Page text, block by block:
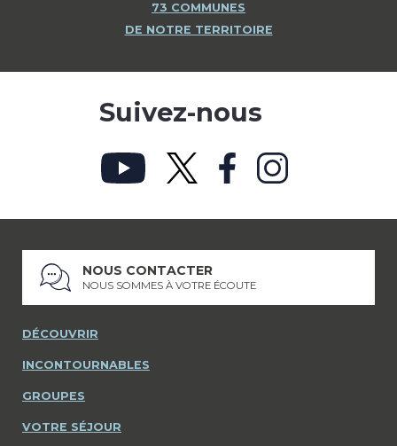
73 COMMUNES
DE NOTRE TERRITOIRE
Suivez-nous
NOUS CONTACTER
NOUS SOMMES À VOTRE ÉCOUTE
DÉCOUVRIR
INCONTOURNABLES
GROUPES
VOTRE SÉJOUR